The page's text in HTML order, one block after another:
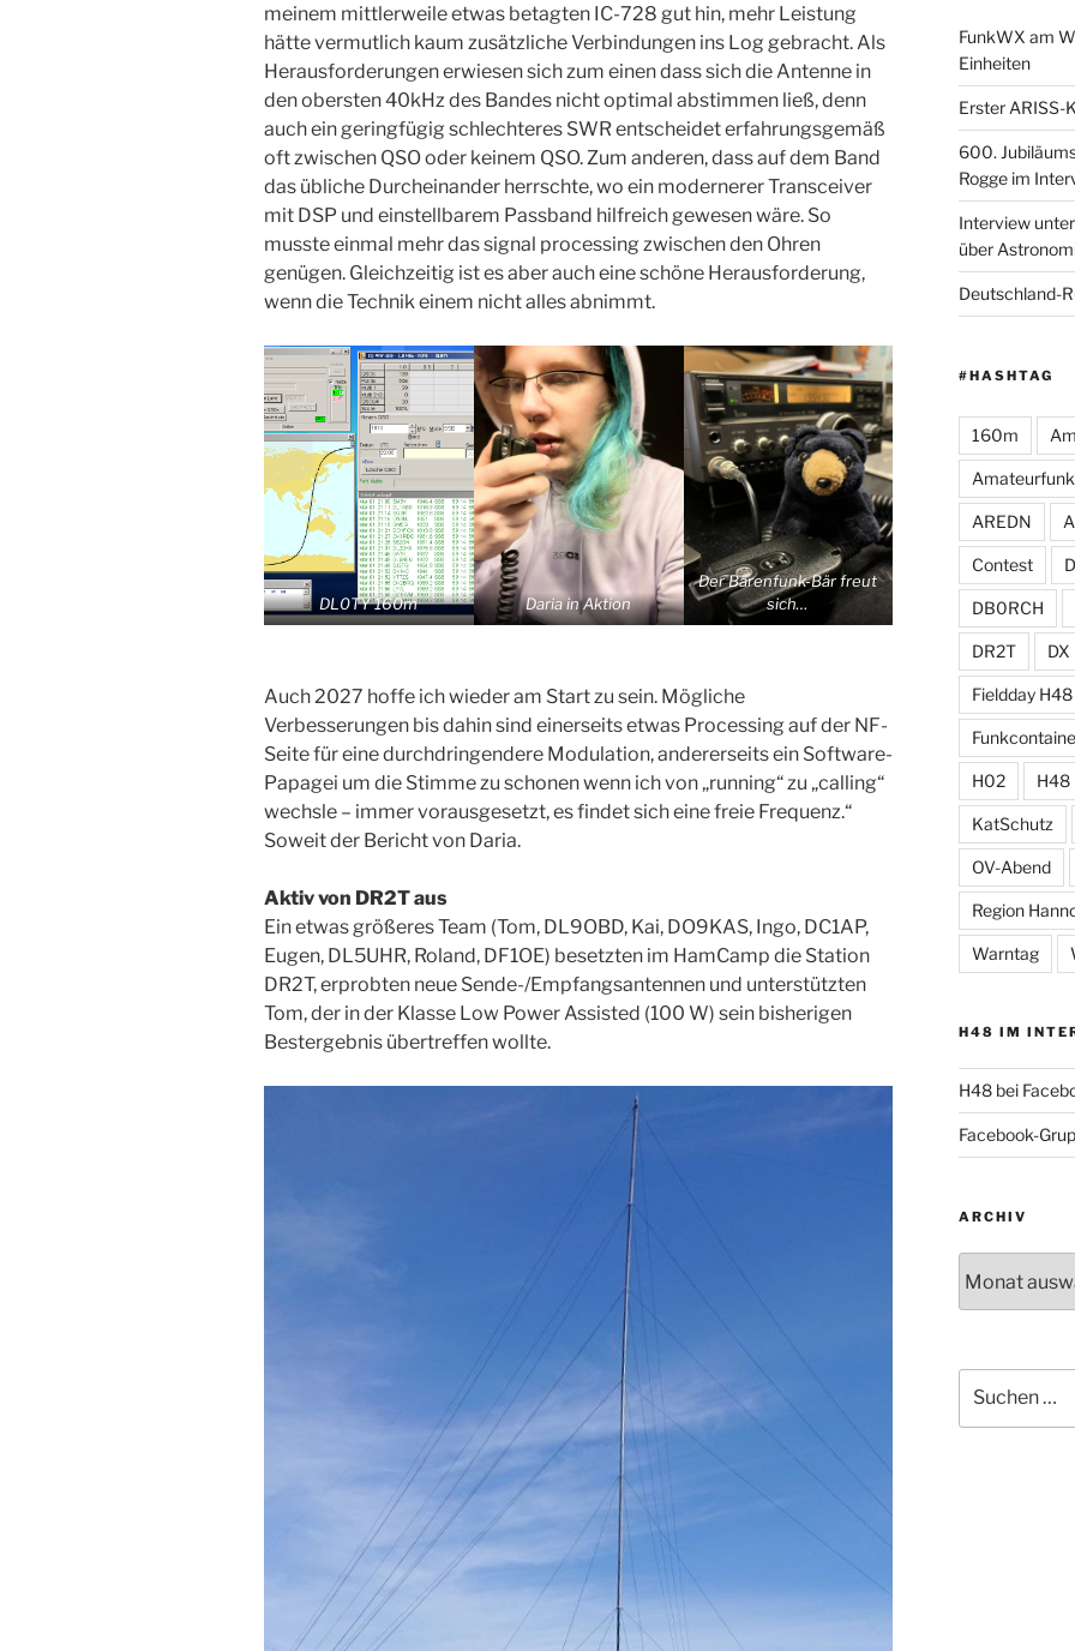
meinem mittlerweile etwas betagten IC-728 gut hin, mehr Leistung
hätte vermutlich kaum zusätzliche Verbindungen ins Log gebracht. Als
Herausforderungen erwiesen sich zum einen dass sich die Antenne in
den obersten 40kHz des Bandes nicht optimal abstimmen ließ, denn
auch ein geringfügig schlechteres SWR entscheidet erfahrungsgemäß
oft zwischen QSO oder keinem QSO. Zum anderen, dass auf dem Band
das übliche Durcheinander herrschte, wo ein modernerer Transceiver
mit DSP und einstellbarem Passband hilfreich gewesen wäre. So
musste einmal mehr das signal processing zwischen den Ohren
genügen. Gleichzeitig ist es aber auch eine schöne Herausforderung,
wenn die Technik einem nicht alles abnimmt.
DL0TY 160m Daria in Aktion
Der Bärenfunk-Bär freut
sich…
Auch 2027 hoffe ich wieder am Start zu sein. Mögliche
Verbesserungen bis dahin sind einerseits etwas Processing auf der NF-
Seite für eine durchdringendere Modulation, andererseits ein Software-
Papagei um die Stimme zu schonen wenn ich von „running“ zu „calling“
wechsle – immer vorausgesetzt, es findet sich eine freie Frequenz.“
Soweit der Bericht von Daria.
Aktiv von DR2T aus
Ein etwas größeres Team (Tom, DL9OBD, Kai, DO9KAS, Ingo, DC1AP,
Eugen, DL5UHR, Roland, DF1OE) besetzten im HamCamp die Station
DR2T, erprobten neue Sende-/Empfangsantennen und unterstützten
Tom, der in der Klasse Low Power Assisted (100 W) sein bisherigen
Bestergebnis übertreffen wollte.
FunkWX am
Einheiten
Erster ARISS-
600.
Rogge im
Interview
über
Deutschland-
#HASHTAG
160m
AREDN
Contest
DB0RCH
DR2T DX
Fieldday H48
H02 H48
KatSchutz
OV-Abend
Region
Warntag
H48 IM
H48 bei
Facebook-
ARCHIV
nach: